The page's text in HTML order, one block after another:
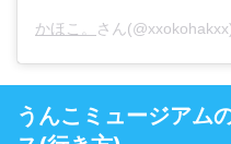
かほこ。 さん
うんこミュージアム